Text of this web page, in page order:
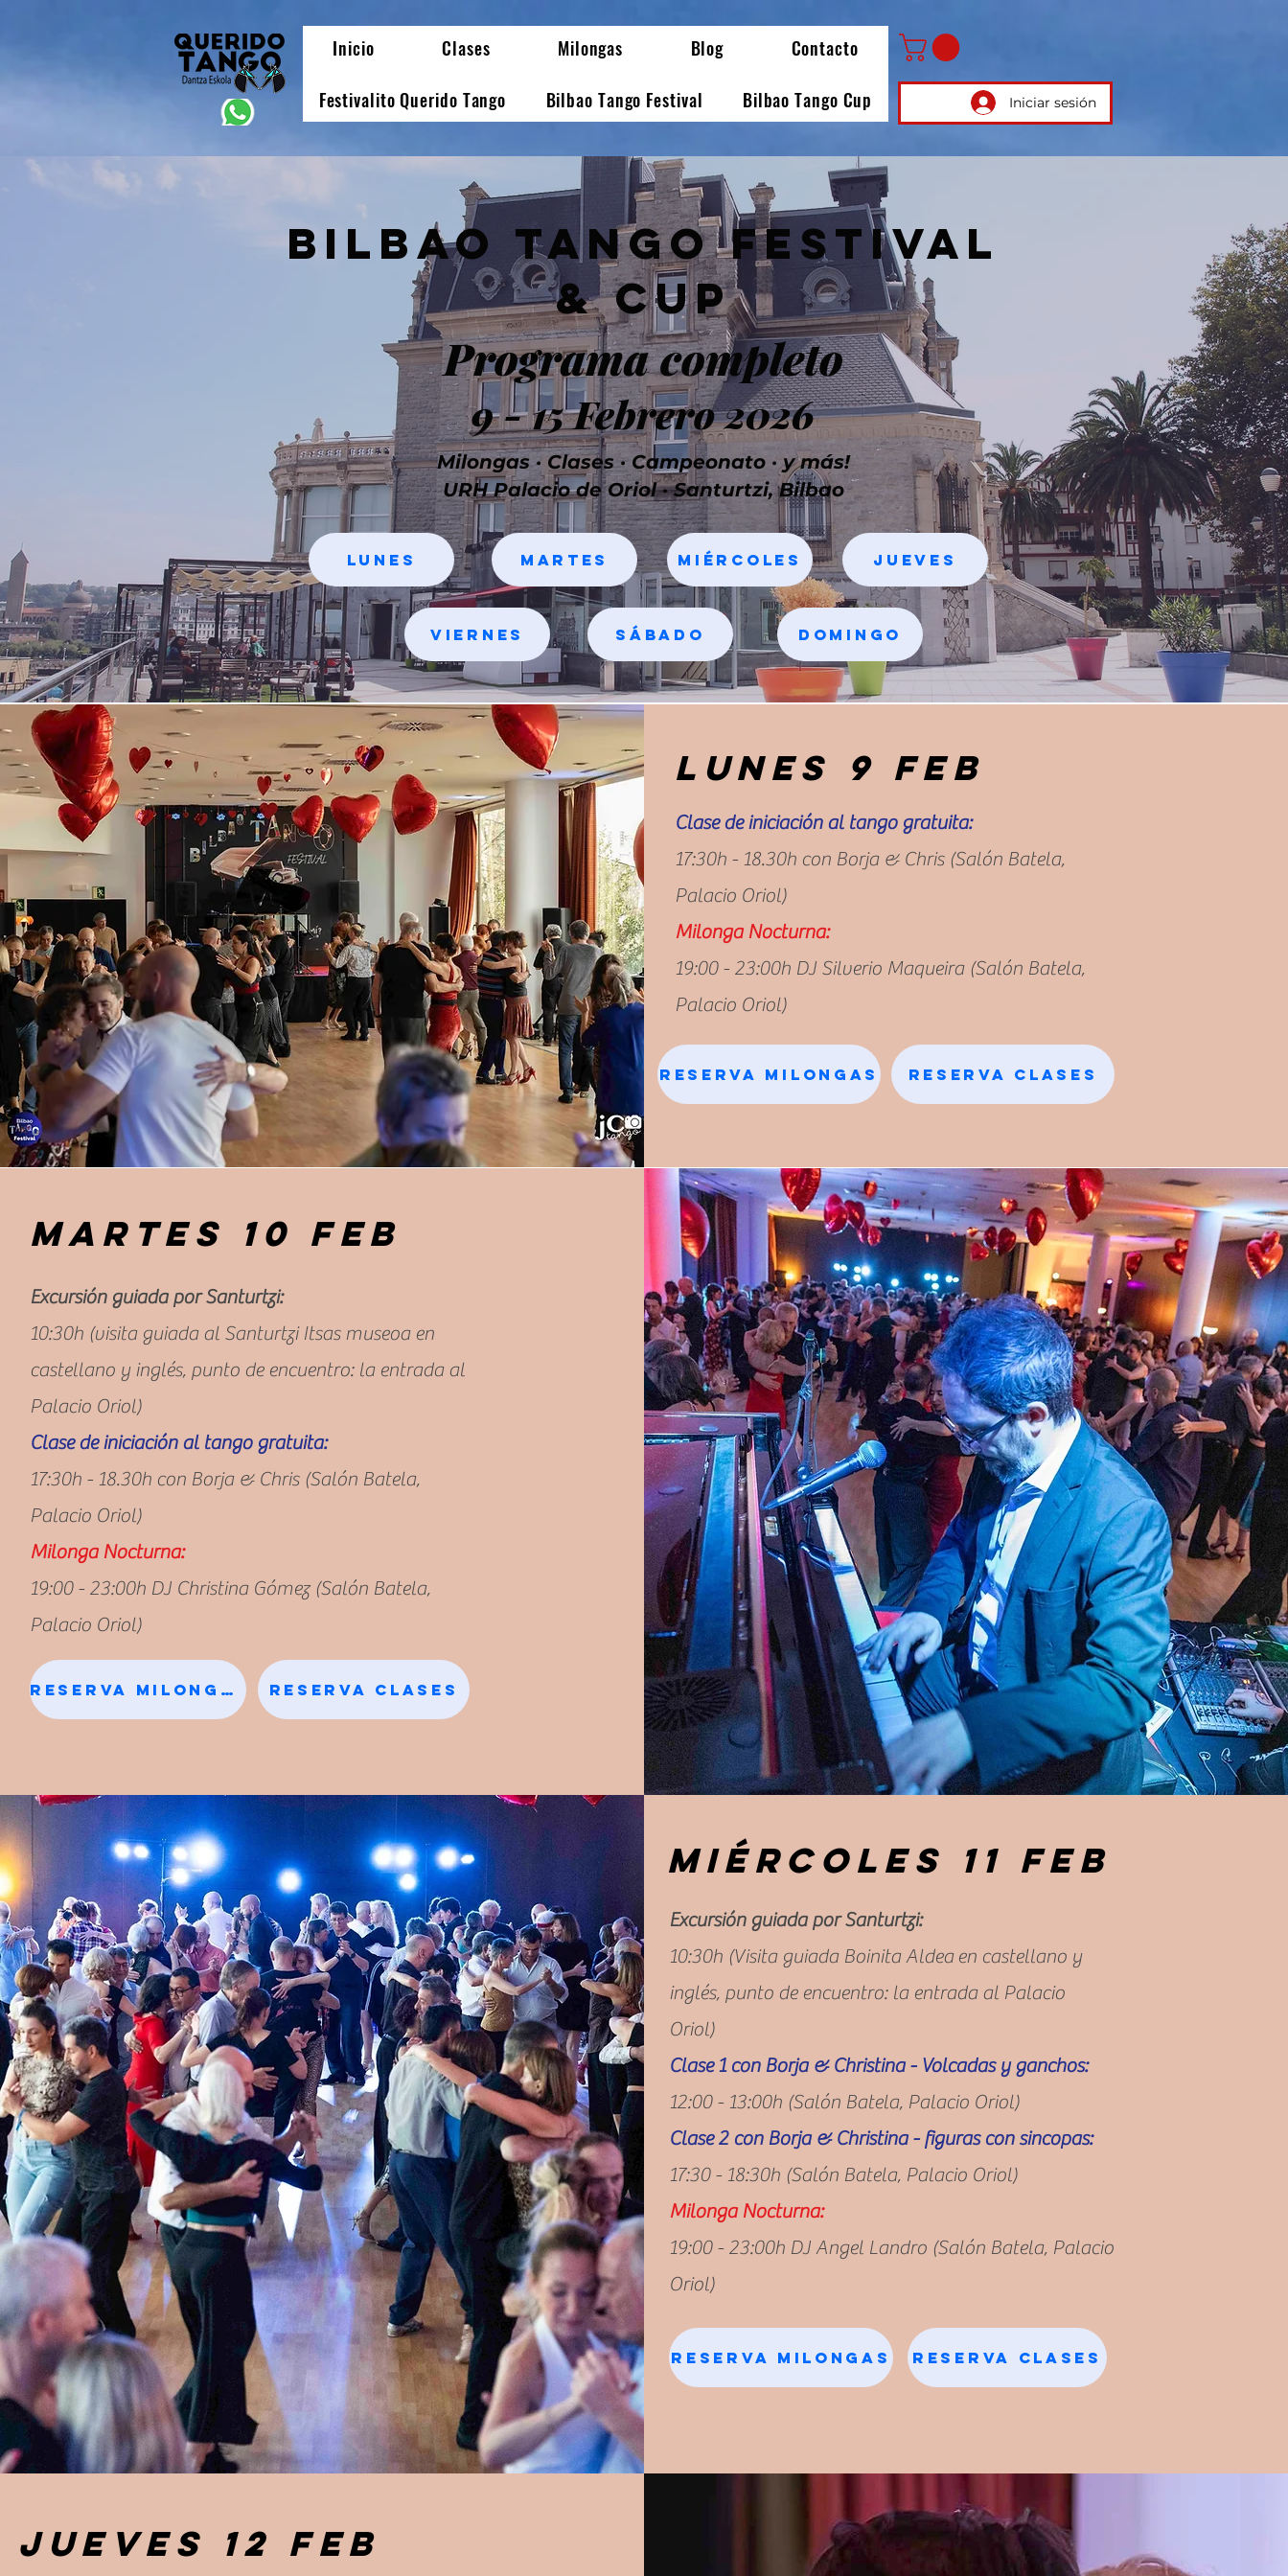
Inicio Clases Milongas Blog Contacto
Festivalito Querido Tango Bilbao Tango Festival Bilbao Tango Cup Iniciar sesión
bilbao Tango festival
& Cup
Programa completo
9 - 15 Febrero 2026
Milongas · Clases · Campeonato · y más!
URH Palacio de Oriol · Santurtzi, Bilbao
Lunes Martes Miércoles Jueves
Viernes Sábado Domingo
Lunes 9 feb
Clase de iniciación al tango gratuita:
17:30h - 18.30h con Borja & Chris (Salón Batela,
Palacio Oriol)
Milonga Nocturna:
19:00 - 23:00h DJ Silverio Maqueira (Salón Batela,
Palacio Oriol)
Reserva Milongas Reserva Clases
martes 10 feb
Excursión guiada por Santurtzi:
10:30h (visita guiada al Santurtzi Itsas museoa en
castellano y inglés, punto de encuentro: la entrada al
Palacio Oriol)
Clase de iniciación al tango gratuita:
17:30h - 18.30h con Borja & Chris (Salón Batela,
Palacio Oriol)
Milonga Nocturna:
19:00 - 23:00h DJ Christina Gómez (Salón Batela,
Palacio Oriol)
Reserva Milongas Reserva Clases
miércoles 11 feb
Excursión guiada por Santurtzi:
10:30h (Visita guiada Boinita Aldea en castellano y
inglés, punto de encuentro: la entrada al Palacio
Oriol)
Clase 1 con Borja & Christina - Volcadas y ganchos:
12:00 - 13:00h (Salón Batela, Palacio Oriol)
Clase 2 con Borja & Christina - figuras con sincopas:
17:30 - 18:30h (Salón Batela, Palacio Oriol)
Milonga Nocturna:
19:00 - 23:00h DJ Angel Landro (Salón Batela, Palacio
Oriol)
Reserva Milongas Reserva Clases
jueves 12 feb